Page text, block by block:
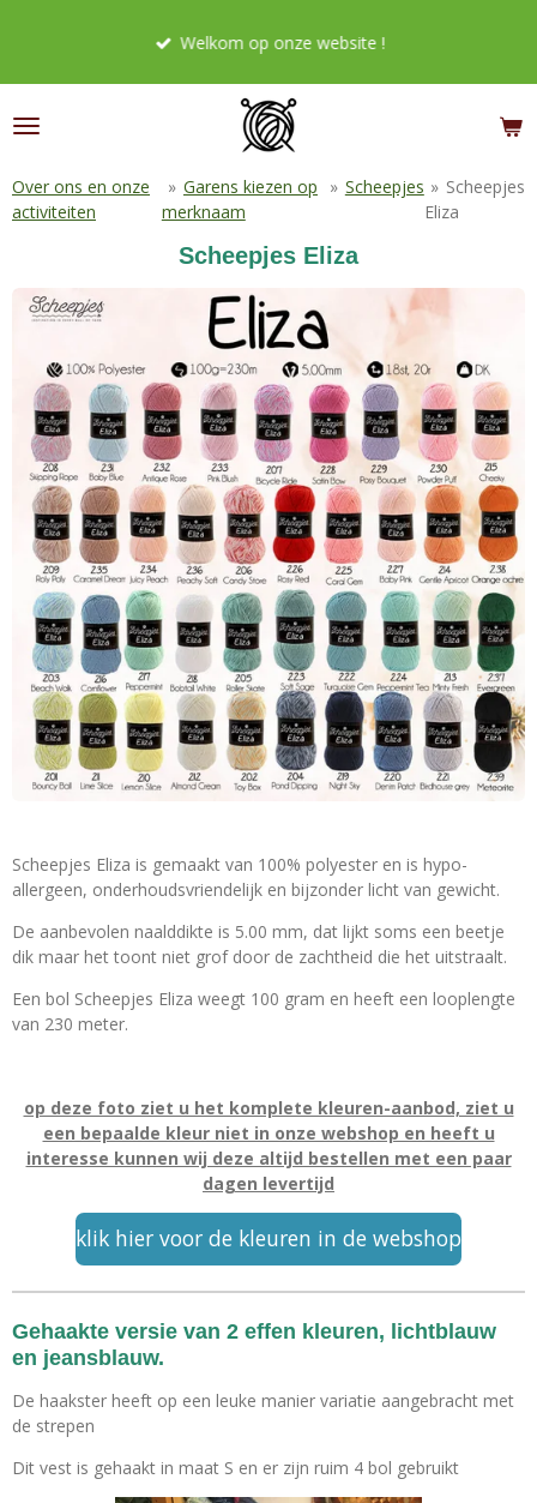
hoofdinhoud
Welkom op onze website !
Over ons en onze
activiteiten
» Garens kiezen op
merknaam
» Scheepjes » Scheepjes
Eliza
Scheepjes Eliza
Scheepjes Eliza is gemaakt van 100% polyester en is hypo-
allergeen, onderhoudsvriendelijk en bijzonder licht van gewicht.
De aanbevolen naalddikte is 5.00 mm, dat lijkt soms een beetje
dik maar het toont niet grof door de zachtheid die het uitstraalt.
Een bol Scheepjes Eliza weegt 100 gram en heeft een looplengte
van 230 meter.
op deze foto ziet u het komplete kleuren-aanbod, ziet u
een bepaalde kleur niet in onze webshop en heeft u
interesse kunnen wij deze altijd bestellen met een paar
dagen levertijd
klik hier voor de kleuren in de webshop
Gehaakte versie van 2 effen kleuren, lichtblauw
en jeansblauw.
De haakster heeft op een leuke manier variatie aangebracht met
de strepen
Dit vest is gehaakt in maat S en er zijn ruim 4 bol gebruikt